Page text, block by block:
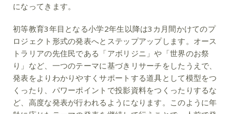
になってきます。
初等教育3年目となる小学2年生以降は3カ月間かけてのプ
ロジェクト形式の発表へとステップアップします。オース
トラリアの先住民である「アボリジニ」や「世界のお祭
り」など、一つのテーマに基づきリサーチをしたうえで、
発表をよりわかりやすくサポートする道具として模型をつ
くったり、パワーポイントで投影資料をつくったりするな
ど、高度な発表が行われるようになります。このように年